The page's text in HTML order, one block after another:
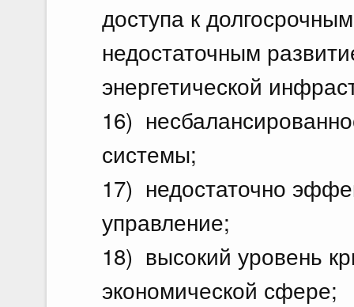
доступа к
недостаточным
энергетической
16)
системы;
17) недостаточно
управление;
18) высокий уровень
экономической сфере;